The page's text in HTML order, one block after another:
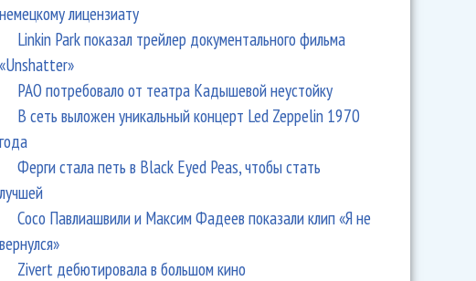
немецкому лицензиату
Linkin Park показал трейлер документального фильма
«Unshatter»
РАО потребовало от театра Кадышевой неустойку
В сеть выложен уникальный концерт Led Zeppelin 1970
года
Ферги стала петь в Black Eyed Peas, чтобы стать
Сосо Павлиашвили и Максим Фадеев показали клип «Я не
вернулся»
Zivert дебютировала в большом кино